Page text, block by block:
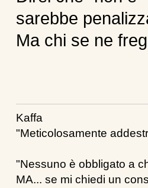
sarebbe
Ma chi se ne
Kaffa
"Meticolosamente
"Nessuno è obbligato a
MA... se mi chiedi un